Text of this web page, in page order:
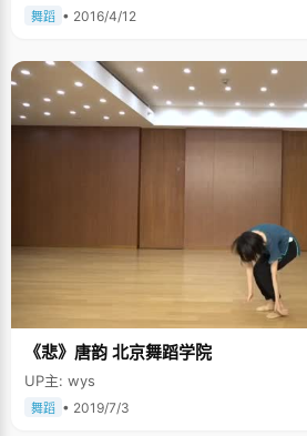
舞蹈 • 2016/4/12
《悲》唐韵 北京舞蹈学院
UP主: wys
舞蹈 • 2019/7/3